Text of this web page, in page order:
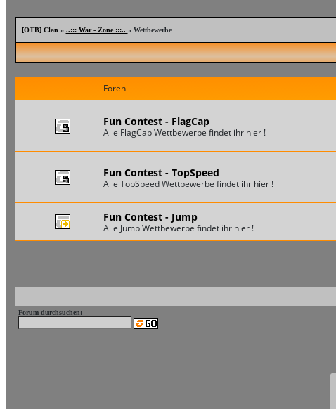
[OTB] Clan » ..::: War - Zone :::.. » Wettbewerbe
Foren
Fun Contest - FlagCap
Alle FlagCap Wettbewerbe findet ihr hier !
Fun Contest - TopSpeed
Alle TopSpeed Wettbewerbe findet ihr hier !
Fun Contest - Jump
Alle Jump Wettbewerbe findet ihr hier !
Forum durchsuchen: